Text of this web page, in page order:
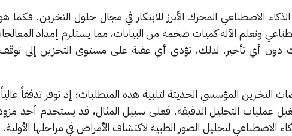
الاصطناعي المحرك الأبرز للابتكار في مجال حلول التخزين.
وتعلم الآلة كميات ضخمة من البيانات، مما يستلزم إمداد
دون أي تأخير. لذلك، تؤدي أي عقبة على مستوى التخزين إلى
التخزين المؤسسي الحديثة لتلبية هذه المتطلبات؛ إذ توفر تدفقاً عالياً
عمليات التحليل الدقيقة. فعلى سبيل المثال، قد يستخدم أحد
الاصطناعي لتحليل الصور الطبية لاكتشاف الأمراض في مراحلها